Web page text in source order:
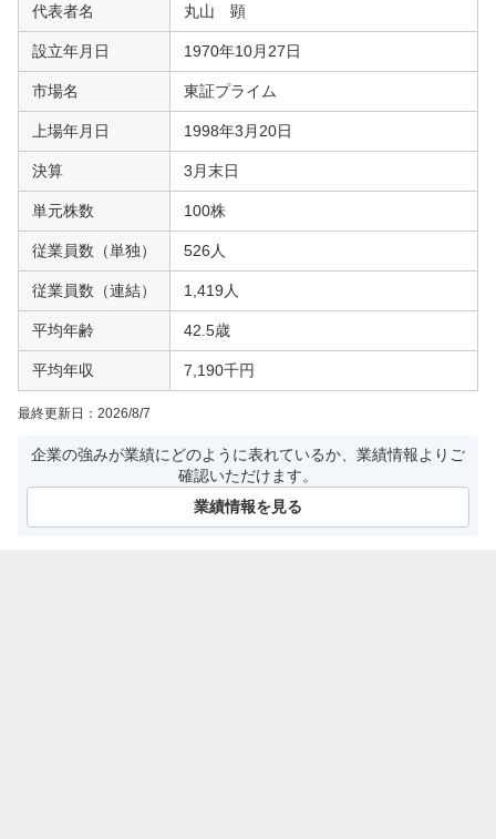
代表者名 丸山 顕
設立年月日 1970年10月27日
市場名 東証プライム
上場年月日 1998年3月20日
決算 3月末日
単元株数 100株
従業員数（単独） 526人
従業員数（連結） 1,419人
平均年齢 42.5歳
平均年収 7,190千円
最終更新日： 2026/8/7
企業の強みが業績にどのように表れているか、業績情報よりご
確認いただけます。
業績情報を見る